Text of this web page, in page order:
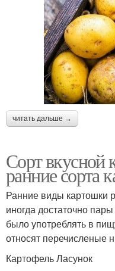
читать дальше →
Сорт вкусной
ранние сорта
Ранние виды картошки
иногда достаточно
было употреблять в
относят перечисленые
Картофель Ласунок